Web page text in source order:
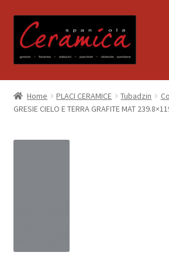
la
navigare
la
conținut
Prima pagină
Blog
Contact
Home PLACI CERAMICE Tubadzin
GRESIE CIELO E TERRA GRAFITE MAT